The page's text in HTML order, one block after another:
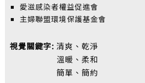
愛滋感染者權益促進會
主婦聯盟環境保護基金會
視覺關鍵字: 清爽、乾淨
溫暖、柔和
簡單、簡約